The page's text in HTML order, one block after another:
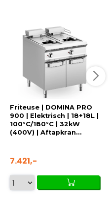
Friteuse | DOMINA PRO
900 | Elektrisch | 18+18L |
100°C/180°C | 32kW
(400V) | Aftapkran...
7.421,-